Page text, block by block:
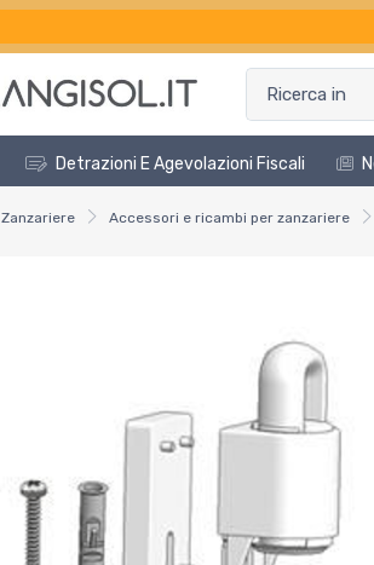
Detrazioni E Agevolazioni Fiscali
Zanzariere Accessori e ricambi per zanzariere